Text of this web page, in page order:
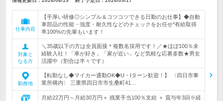
仕事内容
【手厚い研修◎シンプル＆コツコツできる日勤のお仕事】◆自動
車部品の性能・強度・耐久性などのチェックをお任せ*有給取得
率100%の先輩もいます！
対象と
なる方
＼35歳以下の方は全員面接＊複数名採用です！／★ほぼ100％未
経験入社！「車が好き」「家が近い」など気軽な応募多数★男女
活躍中（割合は半々です）
勤務地
【転勤なし◆マイカー通勤OK◆U・Iターン歓迎！】 〈四日市事
業所構内〉 三重県四日市市生桑町41…
月給22万円～月給30万円＋ 残業手当100％支給 ＋ 賞与年3回※経